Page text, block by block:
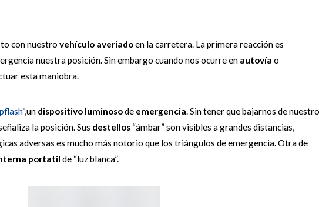
con nuestro vehículo averiadoen la carretera. La primera reacción es
nuestra posición. Sin embargo cuando nos ocurre en autovía o
esta maniobra.
“,un dispositivo luminosode emergencia. Sin tener que bajarnos de nuestro
la posición. Sus destellos“ámbar” son visibles a grandes distancias,
adversas es mucho más notorio que los triángulos de emergencia. Otra de
portatil de “luz blanca”.